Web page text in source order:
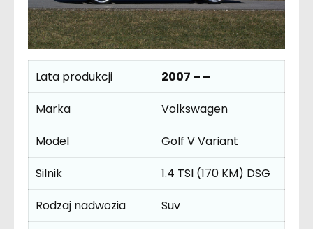
Lata produkcji
2007 – –
Marka
Volkswagen
Model
Golf V Variant
Silnik
1.4 TSI (170 KM) DSG
Rodzaj nadwozia
Suv